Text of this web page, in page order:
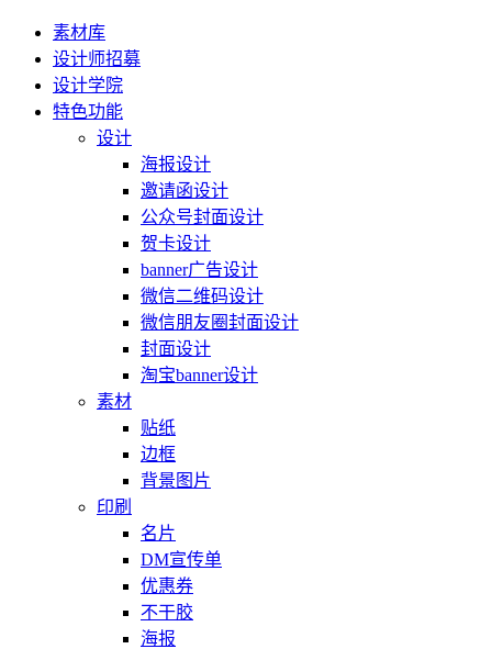
素材库
设计师招募
设计学院
特色功能
设计
海报设计
邀请函设计
公众号封面设计
贺卡设计
banner广告设计
微信二维码设计
微信朋友圈封面设计
封面设计
淘宝banner设计
素材
贴纸
边框
背景图片
印刷
名片
DM宣传单
优惠券
不干胶
海报